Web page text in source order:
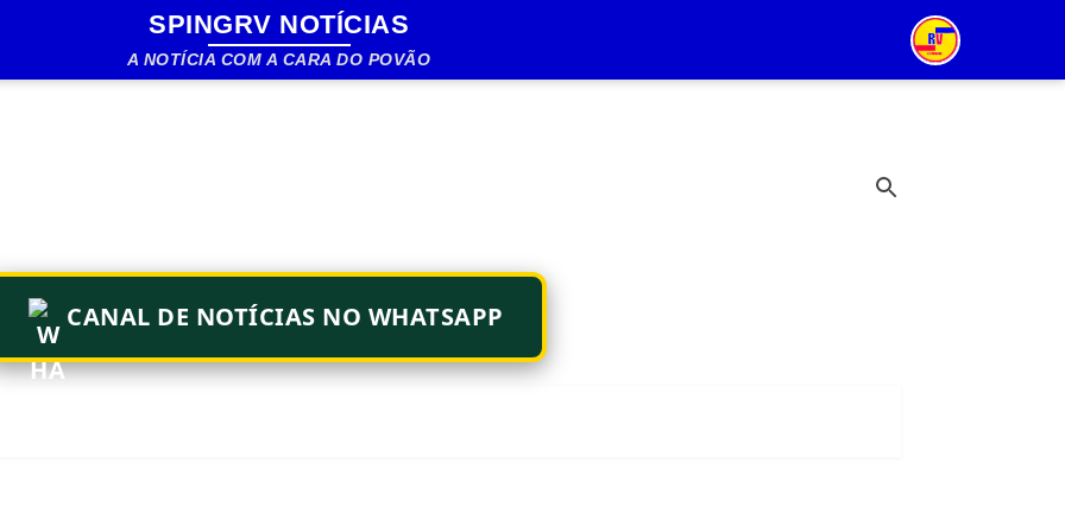
Pular para o conteúdo principal
SPINGRV NOTÍCIAS
A NOTÍCIA COM A CARA DO POVÃO
CANAL DE NOTÍCIAS NO WHATSAPP